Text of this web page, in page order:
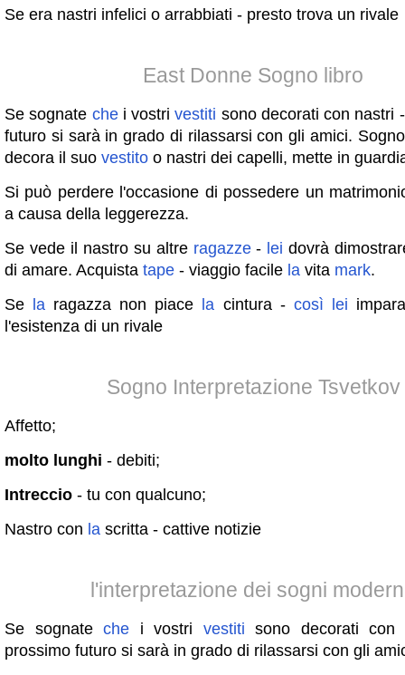
Se era nastri infelici o arrabbiati - presto trova un rivale
East Donne Sogno libro
Se sognate chei vostrivestiti sono decorati con nastri
futuro si sarà in grado di rilassarsi con gli amici.
decora il suo vestito o nastri dei capelli, mette in
Si può perdere l'occasione di possedere un
a causa della leggerezza.
Se vede il nastro su altre ragazze- lei dovrà
di amare. Acquista tape - viaggio facile la vita mark.
Se
la ragazza non piace la cintura - così lei
l'esistenza di un rivale
Sogno Interpretazione Tsvetkov
Affetto;
molto lunghi - debiti;
Intreccio - tu con qualcuno;
Nastro con la scritta - cattive notizie
l'interpretazione dei sogni
Se sognateche i vostri vestiti sono decorati
prossimo futuro si sarà in grado di rilassarsi con gli